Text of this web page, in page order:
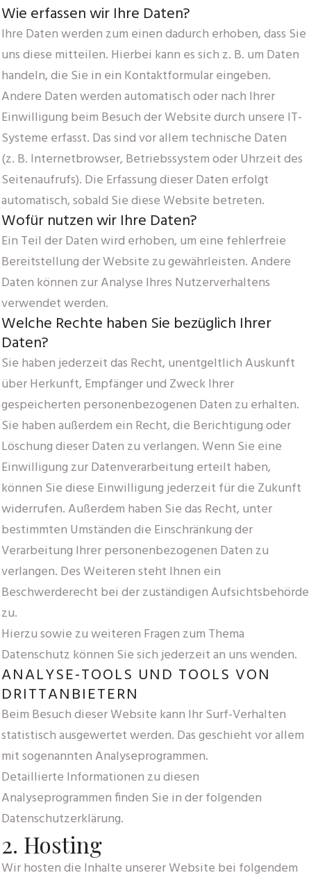
Wie erfassen wir Ihre Daten?
Ihre Daten werden zum einen dadurch erhoben, dass Sie
uns diese mitteilen. Hierbei kann es sich z. B. um Daten
handeln, die Sie in ein Kontaktformular eingeben.
Andere Daten werden automatisch oder nach Ihrer
Einwilligung beim Besuch der Website durch unsere IT-
Systeme erfasst. Das sind vor allem technische Daten
(z. B. Internetbrowser, Betriebssystem oder Uhrzeit des
Seitenaufrufs). Die Erfassung dieser Daten erfolgt
automatisch, sobald Sie diese Website betreten.
Wofür nutzen wir Ihre Daten?
Ein Teil der Daten wird erhoben, um eine fehlerfreie
Bereitstellung der Website zu gewährleisten. Andere
Daten können zur Analyse Ihres Nutzerverhaltens
verwendet werden.
Welche Rechte haben Sie bezüglich Ihrer
Daten?
Sie haben jederzeit das Recht, unentgeltlich Auskunft
über Herkunft, Empfänger und Zweck Ihrer
gespeicherten personenbezogenen Daten zu erhalten.
Sie haben außerdem ein Recht, die Berichtigung oder
Löschung dieser Daten zu verlangen. Wenn Sie eine
Einwilligung zur Datenverarbeitung erteilt haben,
können Sie diese Einwilligung jederzeit für die Zukunft
widerrufen. Außerdem haben Sie das Recht, unter
bestimmten Umständen die Einschränkung der
Verarbeitung Ihrer personenbezogenen Daten zu
verlangen. Des Weiteren steht Ihnen ein
Beschwerderecht bei der zuständigen Aufsichtsbehörde
zu.
Hierzu sowie zu weiteren Fragen zum Thema
Datenschutz können Sie sich jederzeit an uns wenden.
ANALYSE-TOOLS UND TOOLS VON
DRITT­ANBIETERN
Beim Besuch dieser Website kann Ihr Surf-Verhalten
statistisch ausgewertet werden. Das geschieht vor allem
mit sogenannten Analyseprogrammen.
Detaillierte Informationen zu diesen
Analyseprogrammen finden Sie in der folgenden
Datenschutzerklärung.
2. Hosting
Wir hosten die Inhalte unserer Website bei folgendem